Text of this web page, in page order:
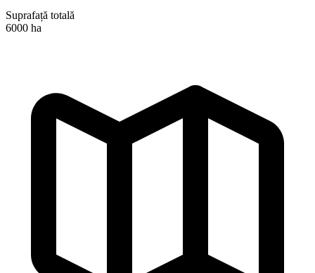
Suprafață totală
6000 ha